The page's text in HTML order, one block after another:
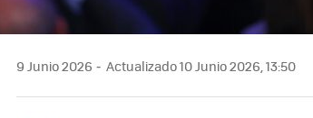
9 Junio 2026 Actualizado 10 Junio 2026, 13:50